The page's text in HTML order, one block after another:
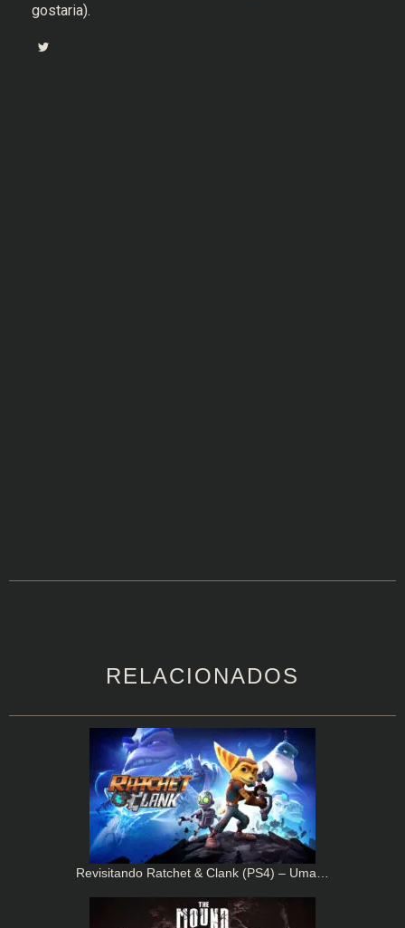
gostaria).
RELACIONADOS
Revisitando Ratchet & Clank (PS4) – Uma…